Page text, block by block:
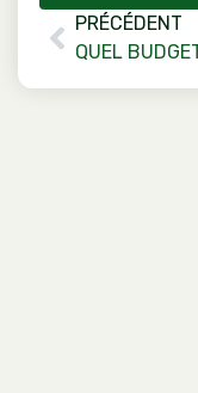
PrevPRÉCÉDENT